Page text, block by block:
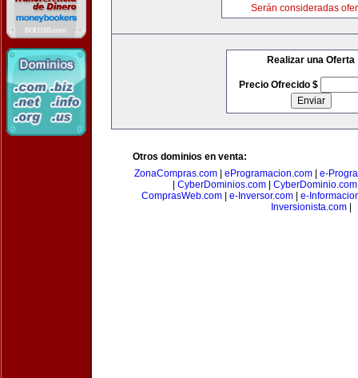
Serán consideradas
Realizar una Oferta
Precio Ofrecido $
Otros dominios en venta:
ZonaCompras.com
eProgramacion.com
e-
CyberDominios.com| CyberDominio.com
ComprasWeb.com
e-Inversor.com
e-
Inversionista.com|